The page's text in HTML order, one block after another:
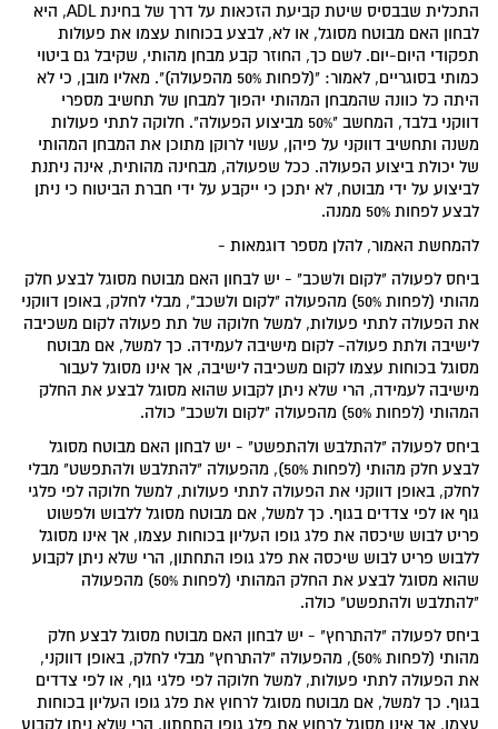
התכלית שבבסיס שיטת קביעת הזכאות על דרך של בחינת ADL, היא
לבחון האם מבוטח מסוגל, או לא, לבצע בכוחות עצמו את פעולות
תפקודי היום-יום. לשם כך, החוזר קבע מבחן מהותי, שקיבל גם ביטוי
כמותי בסוגריים, לאמור: "(לפחות 50% מהפעולה)". מאליו מובן, כי לא
היתה כל כוונה שהמבחן המהותי יהפוך למבחן של תחשיב מספרי
דווקני בלבד, המחשב "50% מביצוע הפעולה". חלוקה לתתי פעולות
משנה ותחשיב דווקני על פיהן, עשוי לרוקן מתוכן את המבחן המהותי
של יכולת ביצוע הפעולה. ככל שפעולה, מבחינה מהותית, אינה ניתנת
לביצוע על ידי מבוטח, לא יתכן כי ייקבע על ידי חברת הביטוח כי ניתן
לבצע לפחות 50% ממנה.
להמחשת האמור, להלן מספר דוגמאות -
ביחס לפעולה "לקום ולשכב" - יש לבחון האם מבוטח מסוגל לבצע חלק
מהותי (לפחות 50%) מהפעולה "לקום ולשכב", מבלי לחלק, באופן דווקני
את הפעולה לתתי פעולות, למשל חלוקה של תת פעולה לקום משכיבה
לישיבה ולתת פעולה- לקום מישיבה לעמידה. כך למשל, אם מבוטח
מסוגל בכוחות עצמו לקום משכיבה לישיבה, אך אינו מסוגל לעבור
מישיבה לעמידה, הרי שלא ניתן לקבוע שהוא מסוגל לבצע את החלק
המהותי (לפחות 50%) מהפעולה "לקום ולשכב" כולה.
ביחס לפעולה "להתלבש ולהתפשט" - יש לבחון האם מבוטח מסוגל
לבצע חלק מהותי (לפחות 50%), מהפעולה "להתלבש ולהתפשט" מבלי
לחלק, באופן דווקני את הפעולה לתתי פעולות, למשל חלוקה לפי פלגי
גוף או לפי צדדים בגוף. כך למשל, אם מבוטח מסוגל ללבוש ולפשוט
פריט לבוש שיכסה את פלג גופו העליון בכוחות עצמו, אך אינו מסוגל
ללבוש פריט לבוש שיכסה את פלג גופו התחתון, הרי שלא ניתן לקבוע
שהוא מסוגל לבצע את החלק המהותי (לפחות 50%) מהפעולה
"להתלבש ולהתפשט" כולה.
ביחס לפעולה "להתרחץ" - יש לבחון האם מבוטח מסוגל לבצע חלק
מהותי (לפחות 50%), מהפעולה "להתרחץ" מבלי לחלק, באופן דווקני,
את הפעולה לתתי פעולות, למשל חלוקה לפי פלגי גוף, או לפי צדדים
בגוף. כך למשל, אם מבוטח מסוגל לרחוץ את פלג גופו העליון בכוחות
עצמו, אך אינו מסוגל לרחוץ את פלג גופו התחתון, הרי שלא ניתן לקבוע